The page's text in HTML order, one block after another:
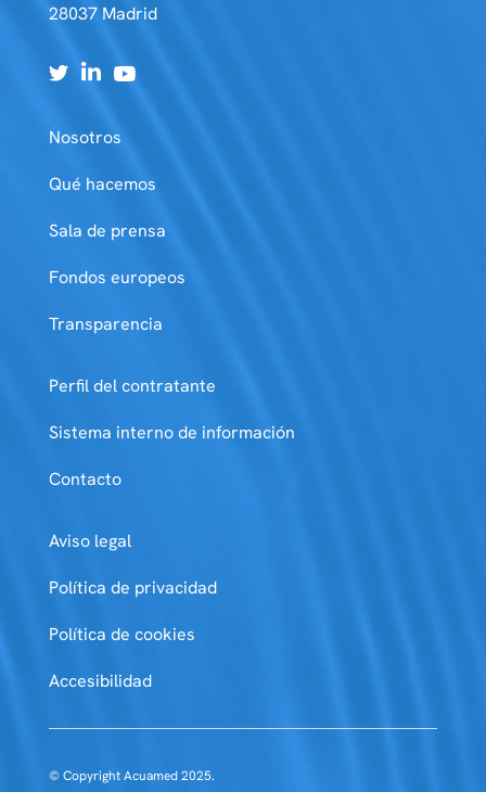
28037 Madrid
Nosotros
Qué hacemos
Sala de prensa
Fondos europeos
Transparencia
Perfil del contratante
Sistema interno de información
Contacto
Aviso legal
Política de privacidad
Política de cookies
Accesibilidad
© Copyright Acuamed 2025.